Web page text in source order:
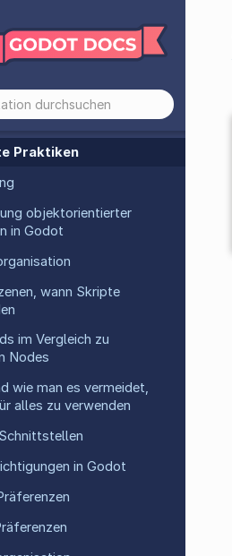
Praktiken
objektorientierter
in Godot
wann Skripte
im Vergleich zu
Nodes
wie man es vermeidet,
alles zu verwenden
in Godot